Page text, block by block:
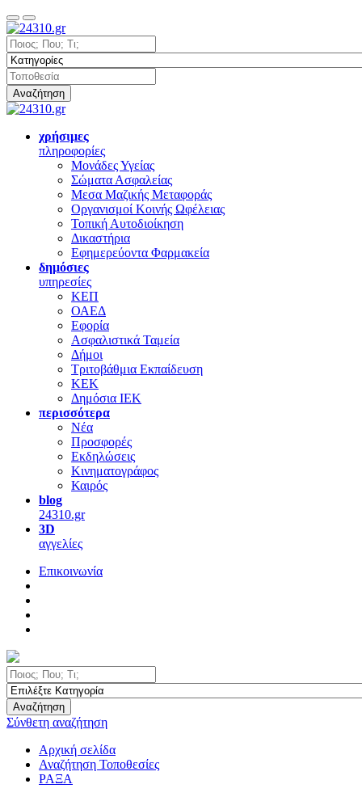
Αναζήτηση
χρήσιμες
πληροφορίες
Μονάδες Υγείας
Σώματα Ασφαλείας
Μεσα Μαζικής Μεταφοράς
Οργανισμοί Κοινής Ωφέλειας
Τοπική Αυτοδιοίκηση
Δικαστήρια
Εφημερεύοντα Φαρμακεία
δημόσιες
υπηρεσίες
ΚΕΠ
ΟΑΕΔ
Εφορία
Ασφαλιστικά Ταμεία
Δήμοι
Τριτοβάθμια Εκπαίδευση
ΚΕΚ
Δημόσια ΙΕΚ
περισσότερα
Νέα
Προσφορές
Εκδηλώσεις
Κινηματογράφος
Καιρός
blog
24310.gr
3D
αγγελίες
Επικοινωνία
Αναζήτηση
Σύνθετη αναζήτηση
Αρχική σελίδα
Αναζήτηση Τοποθεσίες
ΡΑΞΑ